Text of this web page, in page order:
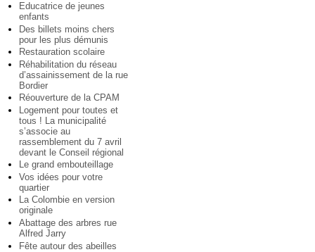
Educatrice de jeunes
enfants
Des billets moins chers
pour les plus démunis
Restauration scolaire
Réhabilitation du réseau
d’assainissement de la rue
Bordier
Réouverture de la CPAM
Logement pour toutes et
tous ! La municipalité
s’associe au
rassemblement du 7 avril
devant le Conseil régional
Le grand embouteillage
Vos idées pour votre
quartier
La Colombie en version
originale
Abattage des arbres rue
Alfred Jarry
Fête autour des abeilles